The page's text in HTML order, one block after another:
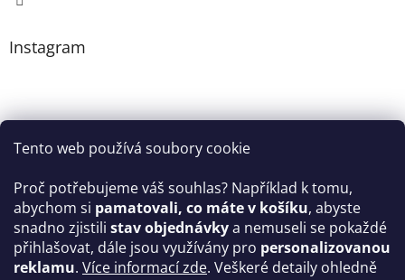
Tento web používá soubory cookie
Proč potřebujeme váš souhlas? Například k tomu,
abychom si pamatovali, co máte v košíku, abyste
snadno zjistili stav objednávkya nemuseli se pokaždé
přihlašovat, dále jsou využívány pro personalizovanou
reklamu. Více informací zde. Veškeré detaily ohledně
Instagram
Sledovat na Instagramu